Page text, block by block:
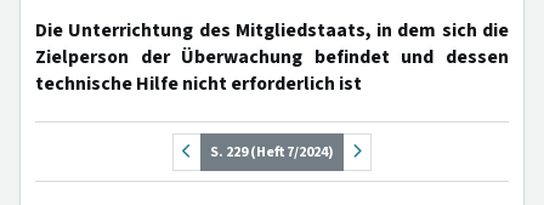
Die Unterrichtung des Mitgliedstaats, in dem sich die
Zielperson der Überwachung befindet und dessen
technische Hilfe nicht erforderlich ist
S. 229 (Heft 7/2024)